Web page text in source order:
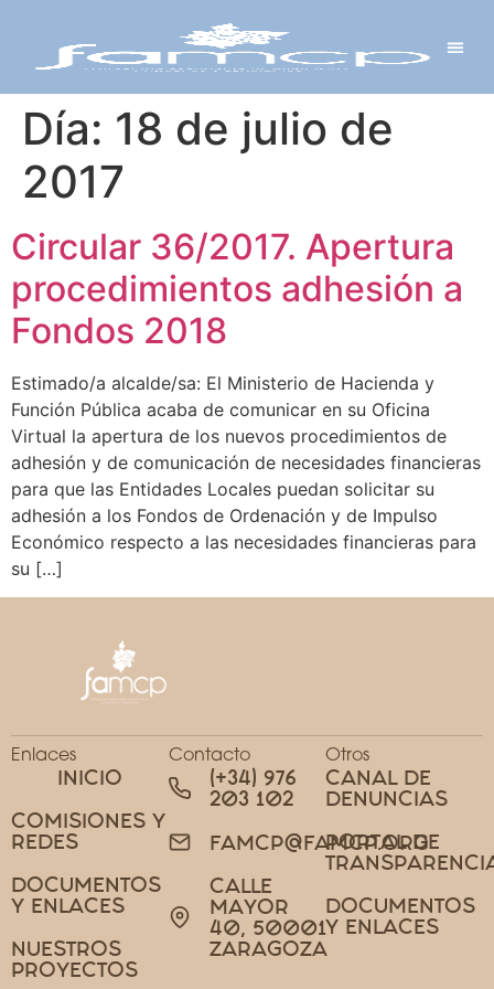
Día: 18 de julio de
2017
Circular 36/2017. Apertura
procedimientos adhesión a
Fondos 2018
Estimado/a alcalde/sa: El Ministerio de Hacienda y
Función Pública acaba de comunicar en su Oficina
Virtual la apertura de los nuevos procedimientos de
adhesión y de comunicación de necesidades financieras
para que las Entidades Locales puedan solicitar su
adhesión a los Fondos de Ordenación y de Impulso
Económico respecto a las necesidades financieras para
su […]
Enlaces
INICIO
COMISIONES Y
REDES
DOCUMENTOS
Y ENLACES
NUESTROS
PROYECTOS
Contacto
(+34) 976
203 102
FAMCP@FAMCP.ORG
CALLE
MAYOR
40, 50001
ZARAGOZA
Otros
CANAL DE
DENUNCIAS
PORTAL DE
DOCUMENTOS
Y ENLACES